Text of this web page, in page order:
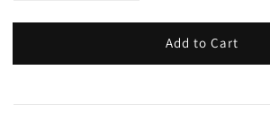
Add to Cart